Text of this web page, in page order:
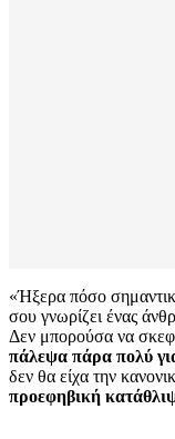
«Ήξερα πόσο
σου γνωρίζει ένας
Δεν μπορούσα να
πάλεψα πάρα πολύ
δεν θα είχα την
προεφηβική